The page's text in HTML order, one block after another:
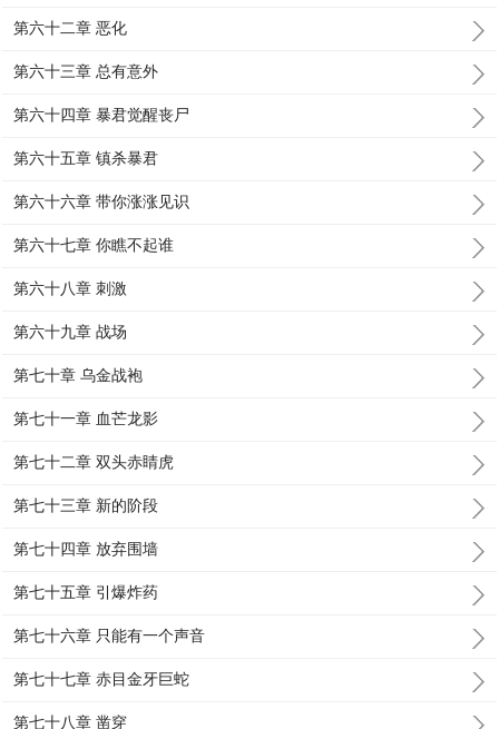
第六十二章 恶化
第六十三章 总有意外
第六十四章 暴君觉醒丧尸
第六十五章 镇杀暴君
第六十六章 带你涨涨见识
第六十七章 你瞧不起谁
第六十八章 刺激
第六十九章 战场
第七十章 乌金战袍
第七十一章 血芒龙影
第七十二章 双头赤睛虎
第七十三章 新的阶段
第七十四章 放弃围墙
第七十五章 引爆炸药
第七十六章 只能有一个声音
第七十七章 赤目金牙巨蛇
第七十八章 凿穿